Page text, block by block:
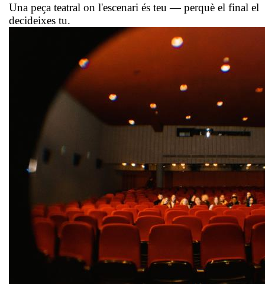
Una peça teatral on l'escenari és teu — perquè el final el
decideixes tu.